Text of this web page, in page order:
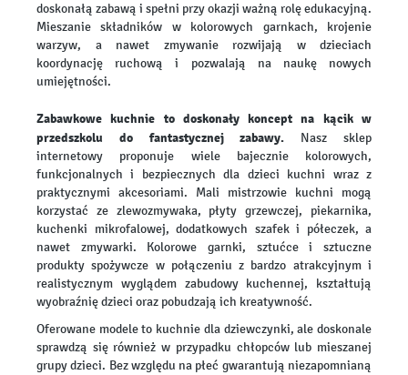
doskonałą zabawą i spełni przy okazji ważną rolę edukacyjną.
Mieszanie składników w kolorowych garnkach, krojenie
warzyw, a nawet zmywanie rozwijają w dzieciach
koordynację ruchową i pozwalają na naukę nowych
umiejętności.
Zabawkowe kuchnie to doskonały koncept na kącik w
przedszkolu do fantastycznej zabawy. Nasz sklep
internetowy proponuje wiele bajecznie kolorowych,
funkcjonalnych i bezpiecznych dla dzieci kuchni wraz z
praktycznymi akcesoriami. Mali mistrzowie kuchni mogą
korzystać ze zlewozmywaka, płyty grzewczej, piekarnika,
kuchenki mikrofalowej, dodatkowych szafek i półeczek, a
nawet zmywarki. Kolorowe garnki, sztućce i sztuczne
produkty spożywcze w połączeniu z bardzo atrakcyjnym i
realistycznym wyglądem zabudowy kuchennej, kształtują
wyobraźnię dzieci oraz pobudzają ich kreatywność.
Oferowane modele to kuchnie dla dziewczynki, ale doskonale
sprawdzą się również w przypadku chłopców lub mieszanej
grupy dzieci. Bez względu na płeć gwarantują niezapomnianą